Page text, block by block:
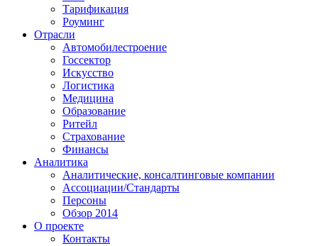
Тарификация
Роуминг
Отрасли
Автомобилестроение
Госсектор
Искусство
Логистика
Медицина
Образование
Ритейл
Страхование
Финансы
Аналитика
Аналитические, консалтинговые компании
Ассоциации/Стандарты
Персоны
Обзор 2014
О проекте
Контакты